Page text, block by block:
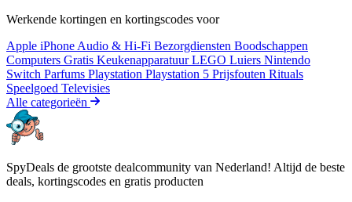
Werkende kortingen en kortingscodes voor
Apple iPhone Audio & Hi-Fi Bezorgdiensten Boodschappen
Computers Gratis KeukenapparatuurLEGO Luiers Nintendo
Switch Parfums Playstation Playstation 5 Prijsfouten Rituals
Speelgoed Televisies
Alle categorieën
SpyDeals de grootste dealcommunity van Nederland! Altijd de beste
deals, kortingscodes en gratis producten